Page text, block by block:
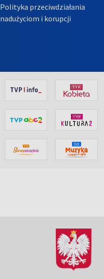
Polityka przeciwdziałania
nadużyciom i korupcji